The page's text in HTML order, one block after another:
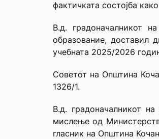
фактичката состојба
В.д. градоначалникот
образование, доставил
учебната 2025/2026
Советот на Општина
1326/1.
В.д. градоначалникот
мислење од
гласник на Општина